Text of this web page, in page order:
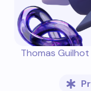
Thomas Guilhot